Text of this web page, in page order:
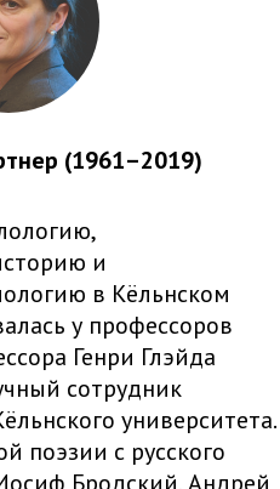
(1961–2019)
и
в Кёльнском
у профессоров
Генри Глэйда
сотрудник
университета.
поэзии с русского
Бродский, Андрей